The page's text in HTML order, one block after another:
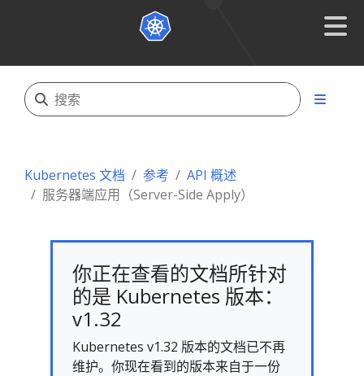
Kubernetes 文档 参考
API 概述
服务器端应用（Server-Side Apply）
你正在查看的文档所针对
的是 Kubernetes 版本：
v1.32
Kubernetes v1.32 版本的文档已不再
维护。你现在看到的版本来自于一份